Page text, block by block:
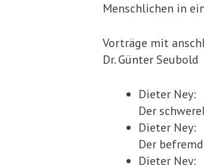
Menschlichen in
Vorträge mit
Dr. Günter Seubold
Dieter Ney:
Der
Dieter Ney:
Der
Dieter Ney: